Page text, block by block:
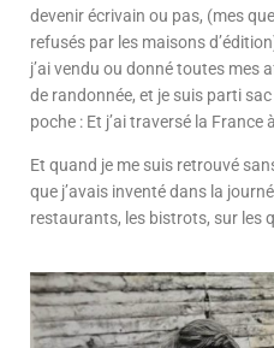
devenir écrivain ou pas, (mes
refusés par les maisons
j’ai vendu ou donné toutes mes
de randonnée, et je suis parti
poche : Et j’ai traversé la France
Et quand je me suis retrouvé
que j’avais inventé dans la
restaurants, les bistrots, sur les